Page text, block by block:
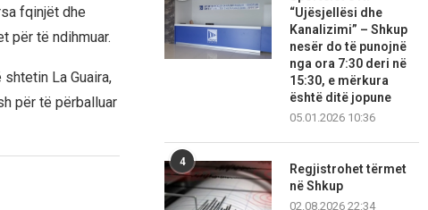
fqinjët dhe
për të ndihmuar.
La Guaira,
për të përballuar
“Ujësjellësi dhe
Kanalizimi” – Shkup
nesër do të punojnë
nga ora 7:30 deri në
15:30, e mërkura
është ditë jopune
05.01.2026 10:36
4
Regjistrohet tërmet
në Shkup
02.08.2026 22:34